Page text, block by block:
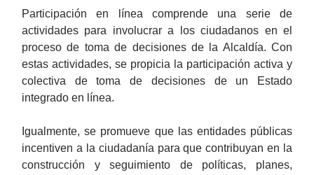
​Participación ​en línea comprende una serie de
actividades para involucrar a los ciudadanos en el
proceso de toma de decisiones de la Alcaldía. Con
estas actividades, se propicia la participación activa y
colectiva de toma de decisiones de un Estado
integrado en línea.
Igualmente, se promueve que las entidades públicas
incentiven a la ciudadanía para que contribuyan en la
construcción y seguimiento de políticas, planes,